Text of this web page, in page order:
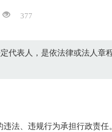
377
代表人，是依法律或法人章
法、违规行为承担行政责任